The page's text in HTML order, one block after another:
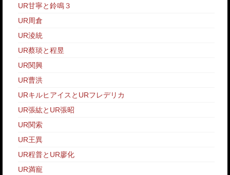
UR甘寧と鈴鳴３
UR周倉
UR淩統
UR蔡琰と程昱
UR関興
UR曹洪
URキルヒアイスとURフレデリカ
UR張紘とUR張昭
UR関索
UR王異
UR程普とUR廖化
UR満寵